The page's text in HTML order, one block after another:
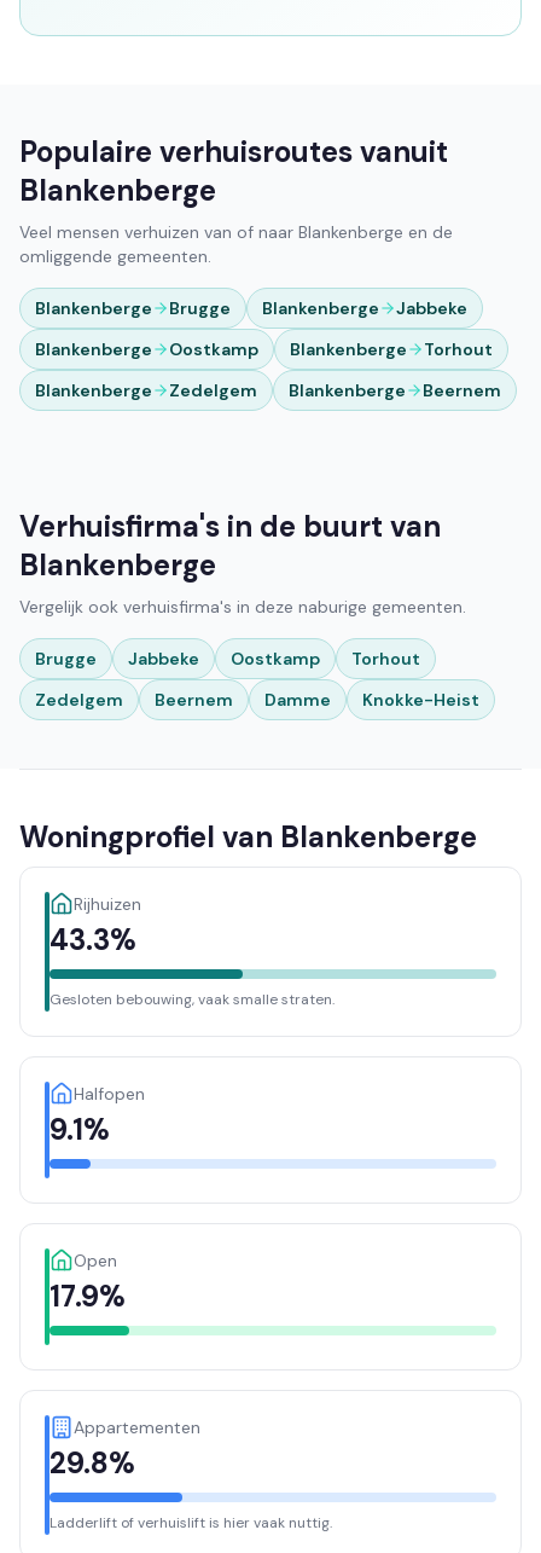
Populaire verhuisroutes vanuit
Blankenberge
Veel mensen verhuizen van of naar Blankenberge en de
omliggende gemeenten.
Blankenberge Brugge Blankenberge
Jabbeke
Blankenberge
Oostkamp Blankenberge
Torhout
Blankenberge
Zedelgem Blankenberge Beernem
Verhuisfirma's in de buurt van
Blankenberge
Vergelijk ook verhuisfirma's in deze naburige gemeenten.
Brugge Jabbeke Oostkamp
Torhout
Zedelgem
Beernem Damme Knokke-Heist
Woningprofiel van Blankenberge
Rijhuizen
43.3%
Gesloten bebouwing, vaak smalle straten.
Halfopen
9.1%
Open
17.9%
Appartementen
29.8%
Ladderlift of verhuislift is hier vaak nuttig.